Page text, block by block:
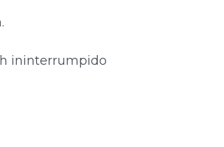
ininterrumpido